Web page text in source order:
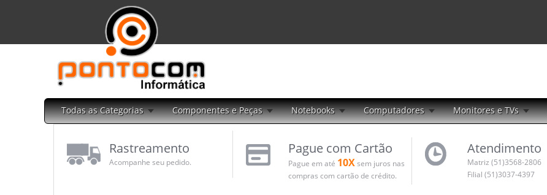
Todas as Categorias Componentes e Peças Notebooks Computadores Monitores e TVs
Rastreamento
Acompanhe seu pedido.
Pague com Cartão
Pague em até 10Xsem juros nas
compras com cartão de crédito.
Atendimento
Matriz (51)3568-2806
Filial (51)3037-4397